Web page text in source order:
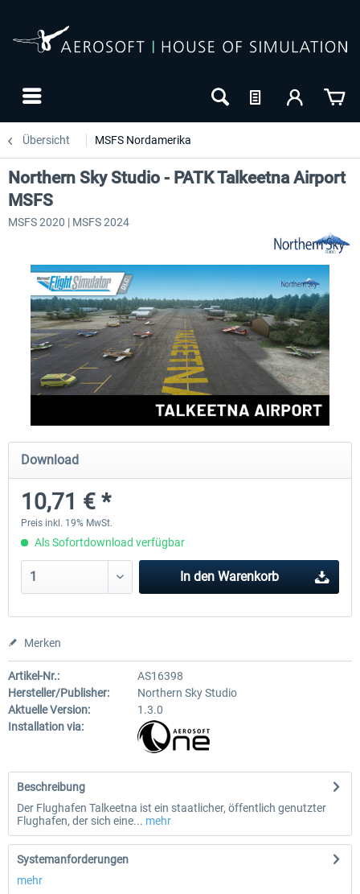
Übersicht MSFS Nordamerika
FSDG - Grönland Kulusuk MSFS Aerosoft Airport
Northern Sky Studio - PATK Talkeetna Airport
MSFS
MSFS 2020 | MSFS 2024
Download
10,71 € *
Preis inkl. 19% MwSt.
Als Sofortdownload verfügbar
In den Warenkorb
Merken
Artikel-Nr.:
AS16398
Hersteller/Publisher:
Northern Sky Studio
Aktuelle Version:
1.3.0
Installation via:
Beschreibung
Der Flughafen Talkeetna ist ein staatlicher, öffentlich genutzter
Flughafen, der sich eine... mehr
Systemanforderungen
mehr